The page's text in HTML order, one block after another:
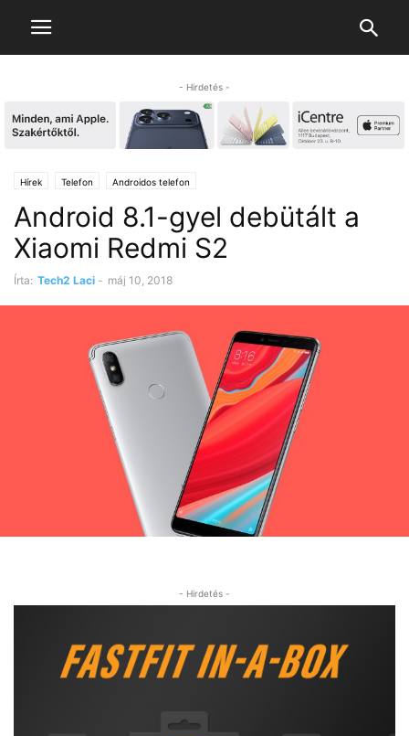
- Hirdetés -
Hírek Telefon Androidos telefon
Android 8.1-gyel debütált a
Xiaomi Redmi S2
Írta: Tech2 Laci - máj 10, 2018
- Hirdetés -